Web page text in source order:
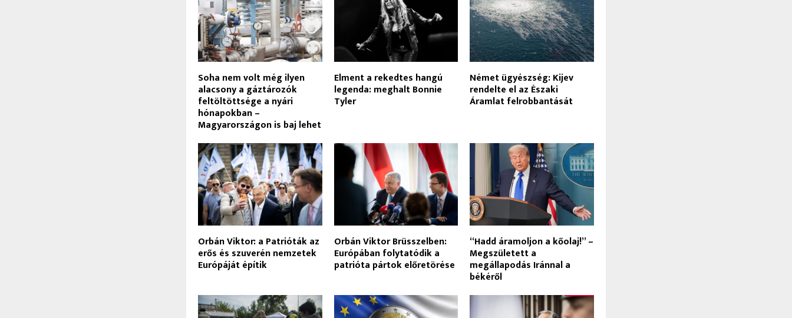
Soha nem volt még ilyen
alacsony a gáztározók
feltöltöttsége a nyári
hónapokban –
Magyarországon is baj lehet
Elment a rekedtes hangú
legenda: meghalt Bonnie
Tyler
Német ügyészség: Kijev
rendelte el az Északi
Áramlat felrobbantását
Orbán Viktor: a Patrióták az
erős és szuverén nemzetek
Európáját építik
Orbán Viktor Brüsszelben:
Európában folytatódik a
patrióta pártok előretörése
“Hadd áramoljon a kőolaj!” –
Megszületett a
megállapodás Iránnal a
békéről